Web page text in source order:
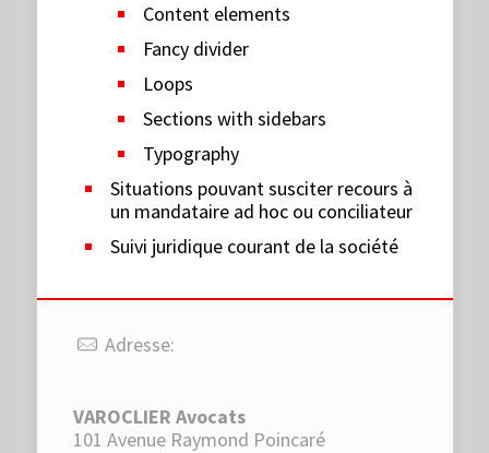
Content elements
Fancy divider
Loops
Sections with sidebars
Typography
Situations pouvant susciter recours à
un mandataire ad hoc ou conciliateur
Suivi juridique courant de la société
Adresse:
VAROCLIER Avocats
101 Avenue Raymond Poincaré